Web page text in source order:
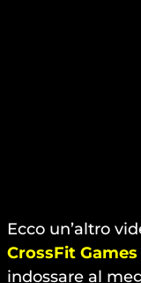
Ecco un’altro
CrossFit Games
indossare al